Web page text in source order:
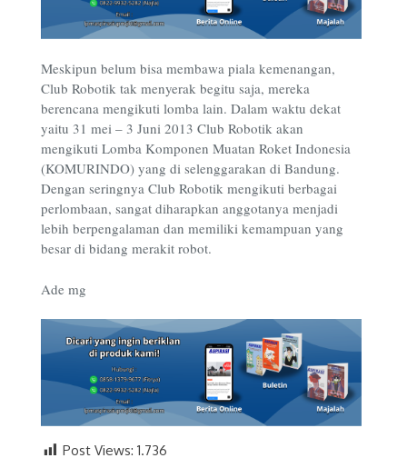
Meskipun belum bisa membawa piala kemenangan,
Club Robotik tak menyerak begitu saja, mereka
berencana mengikuti lomba lain. Dalam waktu dekat
yaitu 31 mei – 3 Juni 2013 Club Robotik akan
mengikuti Lomba Komponen Muatan Roket Indonesia
(KOMURINDO) yang di selenggarakan di Bandung.
Dengan seringnya Club Robotik mengikuti berbagai
perlombaan, sangat diharapkan anggotanya menjadi
lebih berpengalaman dan memiliki kemampuan yang
besar di bidang merakit robot.
Ade mg
Post Views: 1.736